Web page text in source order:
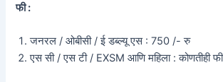
फी :
जनरल / ओबीसी / ई डब्ल्यू एस : 750 /- रु
एस सी / एस टी / EXSM आणि महिला : कोणतीही फी